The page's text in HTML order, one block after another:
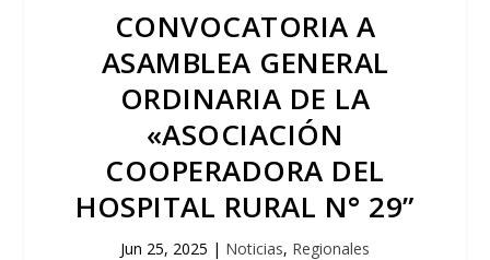
CONVOCATORIA A
ASAMBLEA GENERAL
ORDINARIA DE LA
«ASOCIACIÓN
COOPERADORA DEL
HOSPITAL RURAL N° 29”
Jun 25, 2025 | Noticias, Regionales